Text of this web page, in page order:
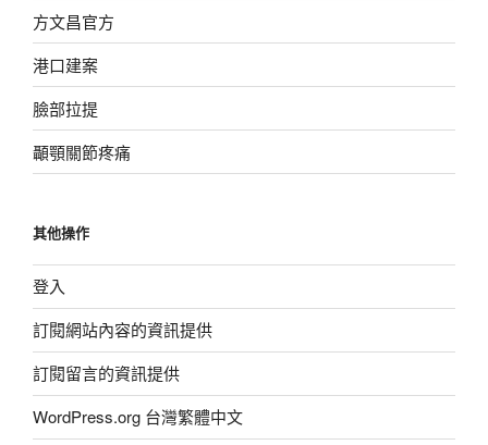
方文昌官方
港口建案
臉部拉提
顳顎關節疼痛
其他操作
登入
訂閱網站內容的資訊提供
訂閱留言的資訊提供
WordPress.org 台灣繁體中文